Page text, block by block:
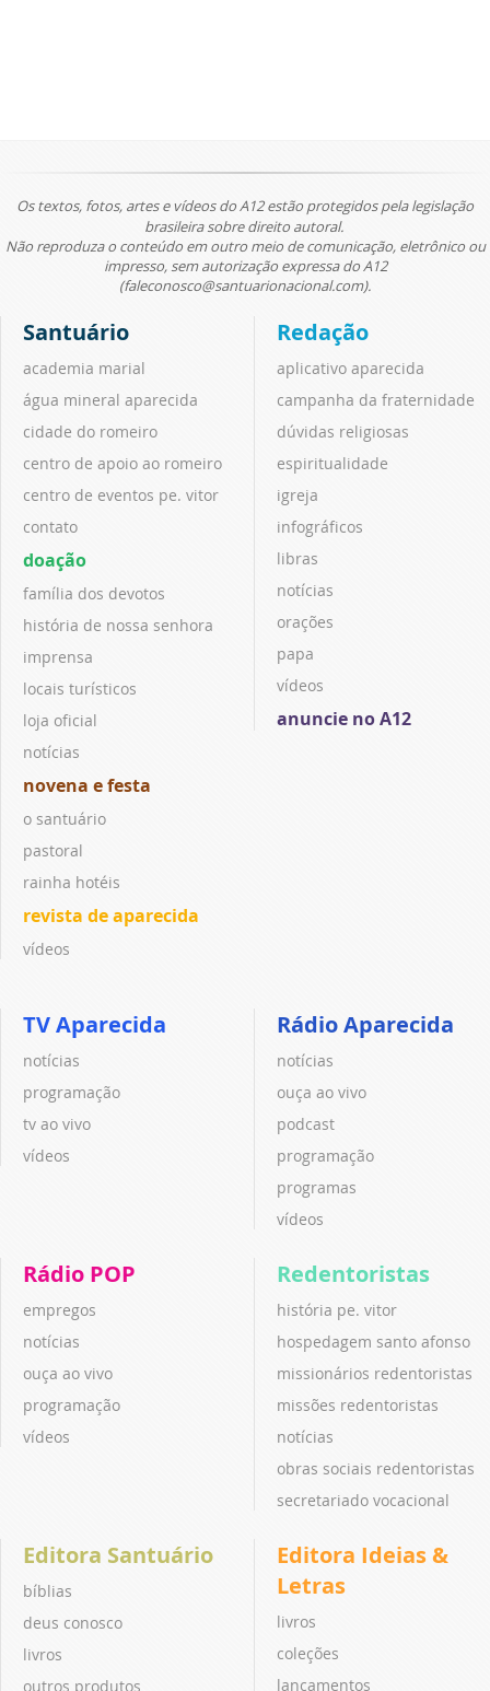
Os textos, fotos, artes e vídeos do A12 estão protegidos pela legislação
brasileira sobre direito autoral.
Não reproduza o conteúdo em outro meio de comunicação, eletrônico ou
impresso, sem autorização expressa do A12
(faleconosco@santuarionacional.com).
Santuário
academia marial
água mineral aparecida
cidade do romeiro
centro de apoio ao romeiro
centro de eventos pe. vitor
contato
doação
família dos devotos
história de nossa senhora
imprensa
locais turísticos
loja oficial
notícias
novena e festa
o santuário
pastoral
rainha hotéis
revista de aparecida
vídeos
Redação
aplicativo aparecida
campanha da fraternidade
dúvidas religiosas
espiritualidade
igreja
infográficos
libras
notícias
orações
papa
vídeos
anuncie no A12
TV Aparecida
notícias
programação
tv ao vivo
vídeos
Rádio Aparecida
notícias
ouça ao vivo
podcast
programação
programas
vídeos
Rádio POP
empregos
notícias
ouça ao vivo
programação
vídeos
Redentoristas
história pe. vitor
hospedagem santo afonso
missionários redentoristas
missões redentoristas
notícias
obras sociais redentoristas
secretariado vocacional
Editora Santuário
bíblias
deus conosco
livros
outros produtos
Editora Ideias &
Letras
livros
coleções
lançamentos